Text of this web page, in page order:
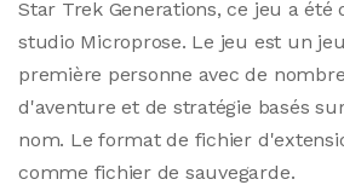
Star Trek Generations, ce jeu a été
studio Microprose. Le jeu est un
première personne avec de
d'aventure et de stratégie basés
nom. Le format de fichier
comme fichier de sauvegarde.